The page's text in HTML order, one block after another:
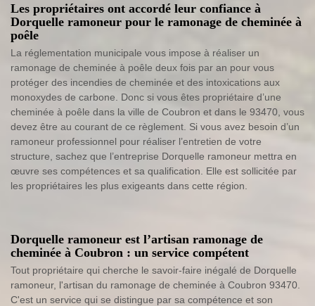
Les propriétaires ont accordé leur confiance à
Dorquelle ramoneur pour le ramonage de cheminée à
poêle
La réglementation municipale vous impose à réaliser un
ramonage de cheminée à poêle deux fois par an pour vous
protéger des incendies de cheminée et des intoxications aux
monoxydes de carbone. Donc si vous êtes propriétaire d’une
cheminée à poêle dans la ville de Coubron et dans le 93470, vous
devez être au courant de ce règlement. Si vous avez besoin d’un
ramoneur professionnel pour réaliser l’entretien de votre
structure, sachez que l’entreprise Dorquelle ramoneur mettra en
œuvre ses compétences et sa qualification. Elle est sollicitée par
les propriétaires les plus exigeants dans cette région.
Dorquelle ramoneur est l’artisan ramonage de
cheminée à Coubron : un service compétent
Tout propriétaire qui cherche le savoir-faire inégalé de Dorquelle
ramoneur, l'artisan du ramonage de cheminée à Coubron 93470.
C'est un service qui se distingue par sa compétence et son